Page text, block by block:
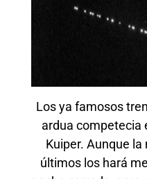
Los ya famosos
ardua competecia
Kuiper. Aunque
últimos los hará